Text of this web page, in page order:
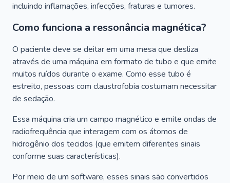
incluindo inflamações, infecções, fraturas e tumores.
Como funciona a ressonância magnética?
O paciente deve se deitar em uma mesa que desliza
através de uma máquina em formato de tubo e que emite
muitos ruídos durante o exame. Como esse tubo é
estreito, pessoas com claustrofobia costumam necessitar
de sedação.
Essa máquina cria um campo magnético e emite ondas de
radiofrequência que interagem com os átomos de
hidrogênio dos tecidos (que emitem diferentes sinais
conforme suas características).
Por meio de um software, esses sinais são convertidos